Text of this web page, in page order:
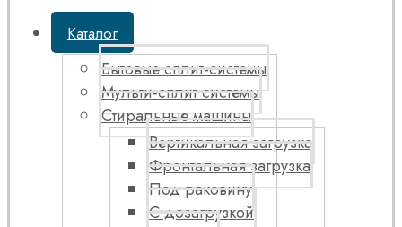
Каталог
Бытовые сплит-системы
Мульти-сплит системы
Стиральные машины
Вертикальная загрузка
Фронтальная загрузка
Под раковину
С дозагрузкой